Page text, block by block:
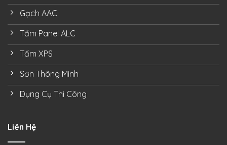
Gạch AAC
Tấm Panel ALC
Tấm XPS
Sơn Thông Minh
Dụng Cụ Thi Công
Liên Hệ